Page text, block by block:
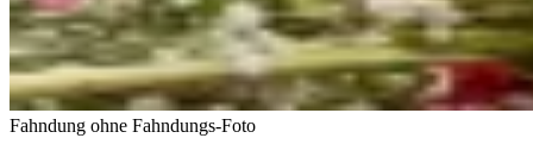
Fahndung ohne Fahndungs-Foto